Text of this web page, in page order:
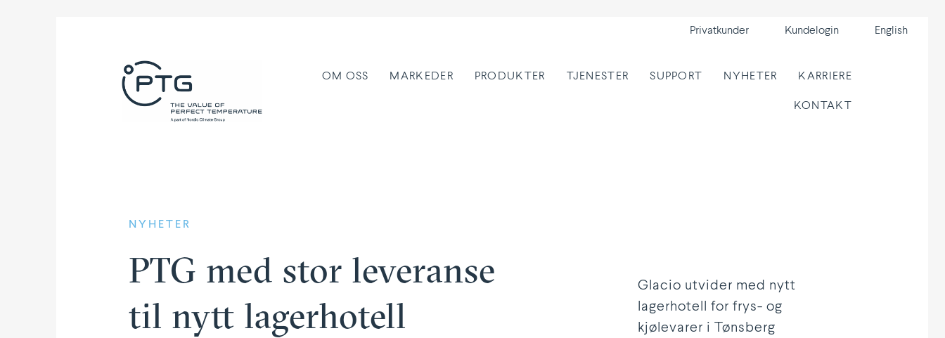
Privat­kunder Kunde­login English
OM OSS MARKEDER PRODUKTER TJENESTER SUPPORT NYHETER KARRIERE
KONTAKT
NYHETER
PTG med stor leveranse
til nytt lagerhotell
Glacio utvider med nytt
lagerhotell for frys- og
kjølevarer i Tønsberg